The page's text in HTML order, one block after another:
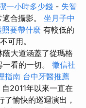
一小時多少錢 - 失智
合攝影。 坐月子中
要帶什麼 有較低的
可用。
大道涵蓋了從瑪格
看的一切。 徵信社
指南 台中牙醫推薦
2011年以來一直在
了愉快的巡迴演出，